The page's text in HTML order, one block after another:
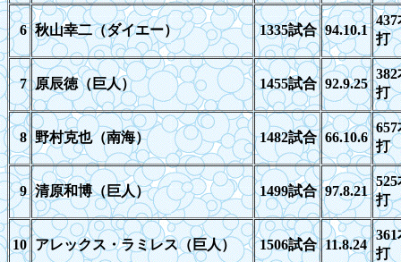
6 秋山幸二（ダイエー） 1335試合 94.10.1
437
打
7 原辰徳（巨人） 1455試合 92.9.25
382
打
8 野村克也（南海） 1482試合 66.10.6
657
打
9 清原和博（巨人） 1499試合 97.8.21
525
打
10 アレックス・ラミレス（巨人） 1506試合 11.8.24
361
打